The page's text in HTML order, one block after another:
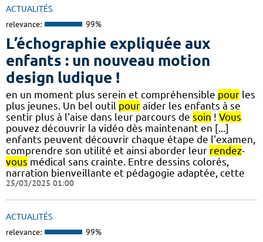
ACTUALITÉS
relevance: 99%
L’échographie expliquée aux
enfants : un nouveau motion
design ludique !
en un moment plus serein et compréhensible pour les
plus jeunes. Un bel outil pour aider les enfants à se
sentir plus à l'aise dans leur parcours de soin ! Vous
pouvez découvrir la vidéo dès maintenant en [...]
enfants peuvent découvrir chaque étape de l'examen,
comprendre son utilité et ainsi aborder leur rendez-
vous médical sans crainte. Entre dessins colorés,
narration bienveillante et pédagogie adaptée, cette
25/03/2025 01:00
ACTUALITÉS
relevance: 99%